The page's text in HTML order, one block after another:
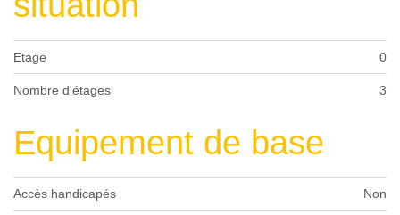
Etage 0
Nombre d'étages 3
Equipement de base
Accès handicapés Non